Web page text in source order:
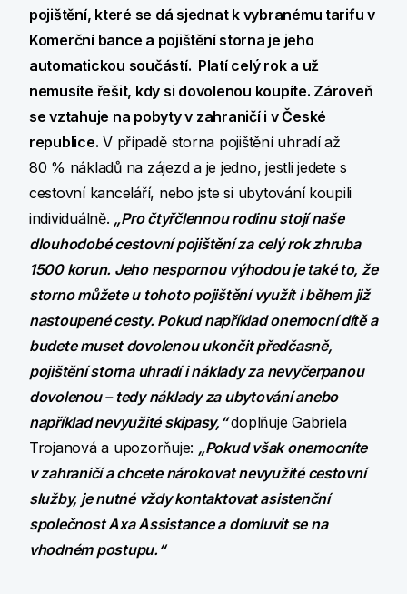
pojištění, které se dá sjednat k vybranému tarifu v
Komerční bance a pojištění storna je jeho
automatickou součástí. Platí celý rok a už
nemusíte řešit, kdy si dovolenou koupíte. Zároveň
se vztahuje na pobyty v zahraničí i v České
republice. V případě storna pojištění uhradí až
80 % nákladů na zájezd a je jedno, jestli jedete s
cestovní kanceláří, nebo jste si ubytování koupili
individuálně. „Pro čtyřčlennou rodinu stojí naše
dlouhodobé cestovní pojištění za celý rok zhruba
1500 korun. Jeho nespornou výhodou je také to, že
storno můžete u tohoto pojištění využít i během již
nastoupené cesty. Pokud například onemocní dítě a
budete muset dovolenou ukončit předčasně,
pojištění storna uhradí i náklady za nevyčerpanou
dovolenou – tedy náklady za ubytování anebo
například nevyužité skipasy,“doplňuje Gabriela
Trojanová a upozorňuje: „Pokud však onemocníte
v zahraničí a chcete nárokovat nevyužité cestovní
služby, je nutné vždy kontaktovat asistenční
společnost Axa Assistance a domluvit se na
vhodném postupu.“